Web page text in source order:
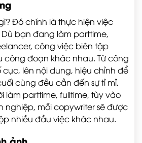
Đó chính là thực hiện việc
bạn đang làm parttime,
công việc biên tập
công đoạn khác nhau. Từ công
lên nội dung, hiệu chỉnh để
cùng đều cần đến sự tỉ mỉ,
làm parttime, fulltime, tùy vào
nghiệp, mỗi copywriter sẽ được
nhiều đầu việc khác nhau.